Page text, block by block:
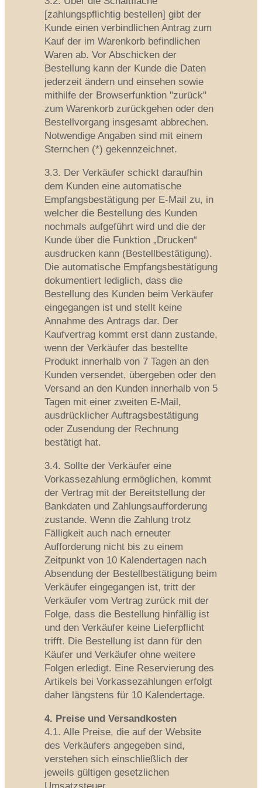
[zahlungspflichtig bestellen] gibt der
Kunde einen verbindlichen Antrag zum
Kauf der im Warenkorb befindlichen
Waren ab. Vor Abschicken der
Bestellung kann der Kunde die Daten
jederzeit ändern und einsehen sowie
mithilfe der Browserfunktion "zurück"
zum Warenkorb zurückgehen oder den
Bestellvorgang insgesamt abbrechen.
Notwendige Angaben sind mit einem
Sternchen (*) gekennzeichnet.
3.3. Der Verkäufer schickt daraufhin
dem Kunden eine automatische
Empfangsbestätigung per E-Mail zu, in
welcher die Bestellung des Kunden
nochmals aufgeführt wird und die der
Kunde über die Funktion „Drucken“
ausdrucken kann (Bestellbestätigung).
Die automatische Empfangsbestätigung
dokumentiert lediglich, dass die
Bestellung des Kunden beim Verkäufer
eingegangen ist und stellt keine
Annahme des Antrags dar. Der
Kaufvertrag kommt erst dann zustande,
wenn der Verkäufer das bestellte
Produkt innerhalb von 7 Tagen an den
Kunden versendet, übergeben oder den
Versand an den Kunden innerhalb von 5
Tagen mit einer zweiten E-Mail,
ausdrücklicher Auftragsbestätigung
oder Zusendung der Rechnung
bestätigt hat.
3.4. Sollte der Verkäufer eine
Vorkassezahlung ermöglichen, kommt
der Vertrag mit der Bereitstellung der
Bankdaten und Zahlungsaufforderung
zustande. Wenn die Zahlung trotz
Fälligkeit auch nach erneuter
Aufforderung nicht bis zu einem
Zeitpunkt von 10 Kalendertagen nach
Absendung der Bestellbestätigung beim
Verkäufer eingegangen ist, tritt der
Verkäufer vom Vertrag zurück mit der
Folge, dass die Bestellung hinfällig ist
und den Verkäufer keine Lieferpflicht
trifft. Die Bestellung ist dann für den
Käufer und Verkäufer ohne weitere
Folgen erledigt. Eine Reservierung des
Artikels bei Vorkassezahlungen erfolgt
daher längstens für 10 Kalendertage.
4. Preise und Versandkosten
4.1. Alle Preise, die auf der Website
des Verkäufers angegeben sind,
verstehen sich einschließlich der
jeweils gültigen gesetzlichen